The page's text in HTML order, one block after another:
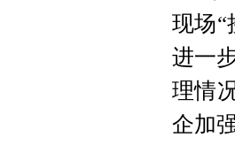
现场“
进一
理情
企加